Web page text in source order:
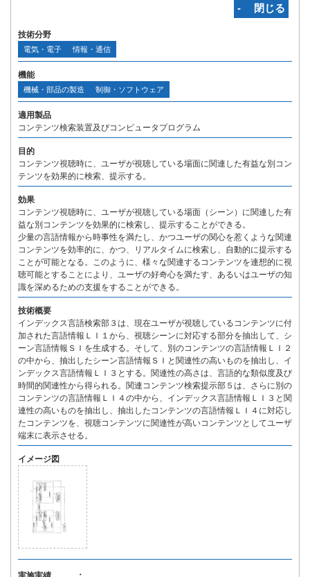
‐ 閉じる
技術分野
電気・電子 情報・通信
機能
機械・部品の製造 制御・ソフトウェア
適用製品
コンテンツ検索装置及びコンピュータプログラム
目的
コンテンツ視聴時に、ユーザが視聴している場面に関連した有益な別コン
テンツを効果的に検索、提示する。
効果
コンテンツ視聴時に、ユーザが視聴している場面（シーン）に関連した有
益な別コンテンツを効果的に検索し、提示することができる。
少量の言語情報から時事性を満たし、かつユーザの関心を惹くような関連
コンテンツを効率的に、かつ、リアルタイムに検索し、自動的に提示する
ことが可能となる。このように、様々な関連するコンテンツを連想的に視
聴可能とすることにより、ユーザの好奇心を満たす、あるいはユーザの知
識を深めるための支援をすることができる。
技術概要
インデックス言語検索部３は、現在ユーザが視聴しているコンテンツに付
加された言語情報ＬＩ１から、視聴シーンに対応する部分を抽出して、シ
ーン言語情報ＳＩを生成する。そして、別のコンテンツの言語情報ＬＩ２
の中から、抽出したシーン言語情報ＳＩと関連性の高いものを抽出し、イ
ンデックス言語情報ＬＩ３とする。関連性の高さは、言語的な類似度及び
時間的関連性から得られる。関連コンテンツ検索提示部５は、さらに別の
コンテンツの言語情報ＬＩ４の中から、インデックス言語情報ＬＩ３と関
連性の高いものを抽出し、抽出したコンテンツの言語情報ＬＩ４に対応し
たコンテンツを、視聴コンテンツに関連性が高いコンテンツとしてユーザ
端末に表示させる。
イメージ図